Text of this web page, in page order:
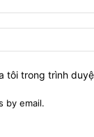
tôi trong trình
by email.